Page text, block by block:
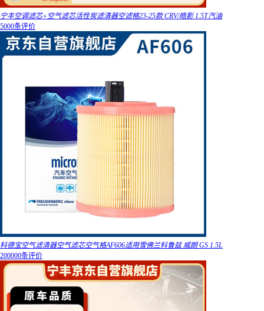
宁丰空调滤芯+空气滤芯活性炭滤清器空滤格23-25款 CRV/皓影 1.5T汽油
5000条评价
科德宝空气滤清器空气滤芯空气格AF606适用雪佛兰科鲁兹 威朗 GS 1.5L
200000条评价